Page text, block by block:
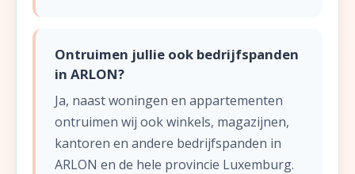
Ontruimen jullie ook bedrijfspanden
in ARLON?
Ja, naast woningen en appartementen
ontruimen wij ook winkels, magazijnen,
kantoren en andere bedrijfspanden in
ARLON en de hele provincie Luxemburg.